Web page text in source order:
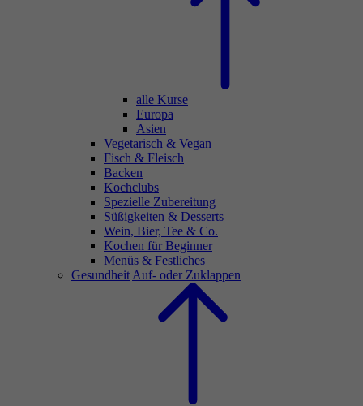
alle Kurse
Europa
Asien
Vegetarisch & Vegan
Fisch & Fleisch
Backen
Kochclubs
Spezielle Zubereitung
Süßigkeiten & Desserts
Wein, Bier, Tee & Co.
Kochen für Beginner
Menüs & Festliches
Gesundheit Auf- oder Zuklappen